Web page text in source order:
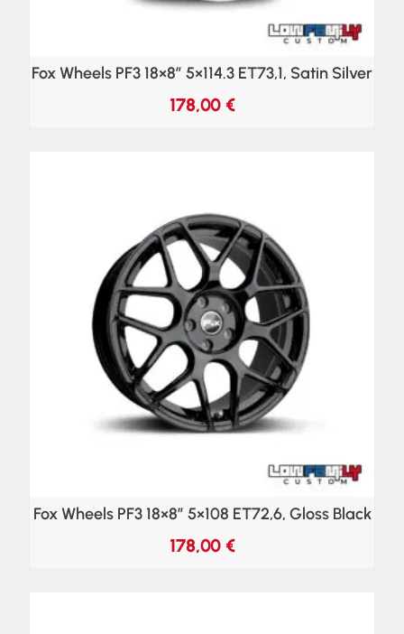
Fox Wheels PF3 18×8″ 5×114.3 ET73,1, Satin Silver
178,00 €
Fox Wheels PF3 18×8″ 5×108 ET72,6, Gloss Black
178,00 €